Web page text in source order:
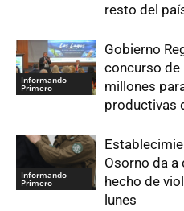
resto del
Informando
Primero
Gobierno
concurso de
millones
productivas
Informando
Primero
Osorno da
hecho de
lunes